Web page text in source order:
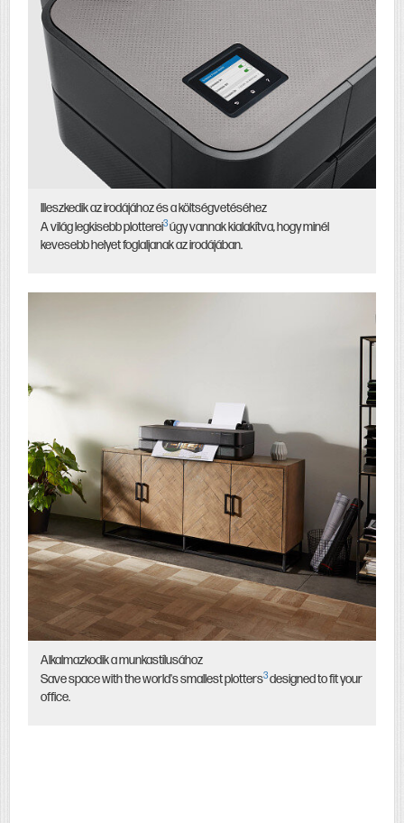
Illeszkedik az irodájához és a költségvetéséhez
A világ legkisebb plotterei3úgy vannak kialakítva, hogy minél
kevesebb helyet foglaljanak az irodájában.
Alkalmazkodik a munkastílusához
Save space with the world's smallest plotters3designed to fit your
office.